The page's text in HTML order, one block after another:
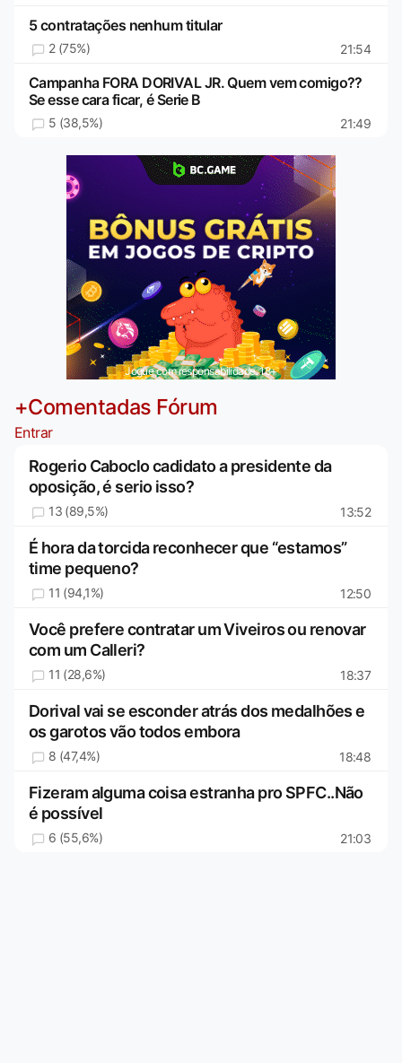
5 contratações nenhum titular
2 (75%) 21:54
Campanha FORA DORIVAL JR. Quem vem comigo??
Se esse cara ficar, é Serie B
5 (38,5%) 21:49
Jogue com responsabilidade. 18+
+Comentadas Fórum
Entrar
Rogerio Caboclo cadidato a presidente da
oposição, é serio isso?
13 (89,5%) 13:52
É hora da torcida reconhecer que “estamos”
time pequeno?
11 (94,1%) 12:50
Você prefere contratar um Viveiros ou renovar
com um Calleri?
11 (28,6%) 18:37
Dorival vai se esconder atrás dos medalhões e
os garotos vão todos embora
8 (47,4%) 18:48
Fizeram alguma coisa estranha pro SPFC..Não
é possível
6 (55,6%) 21:03